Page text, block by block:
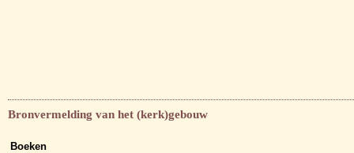
Bronvermelding van het (kerk)gebouw
Boeken